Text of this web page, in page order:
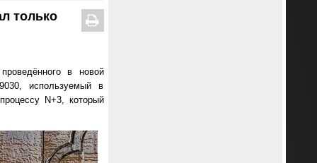
только
в новой
используемый в
N+3, который